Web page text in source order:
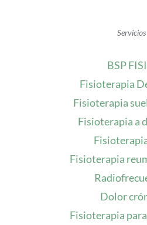
Servicios
BSP
Fisioterapia
Fisioterapia
Fisioterapia a
Fisioterapia
Dolor
Fisioterapia